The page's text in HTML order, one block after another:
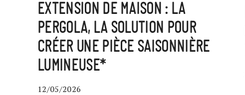
EXTENSION DE MAISON : LA
PERGOLA, LA SOLUTION POUR
CRÉER UNE PIÈCE SAISONNIÈRE
LUMINEUSE*
12/05/2026